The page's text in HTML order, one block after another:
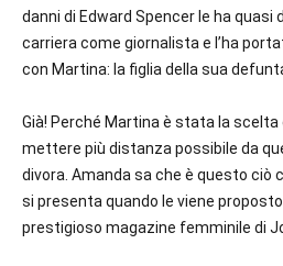
danni di Edward Spencer le ha
carriera come giornalista e l’ha
con Martina: la figlia della sua
Già! Perché Martina è stata la scelta
mettere più distanza possibile da
divora. Amanda sa che è questo ciò
si presenta quando le viene
prestigioso magazine femminile di